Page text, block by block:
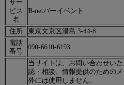
サー
ビス
名
B-netバーイベント
住所
東京文京区湯島 3-44-8
電話
番号
090-6610-6193
当サイトは、お問い合わせい
認・相談、情報提供のための
外には使用しません。